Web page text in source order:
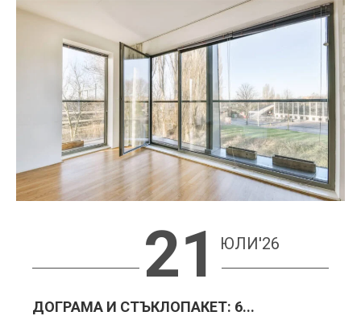
21 ЮЛИ'26
ДОГРАМА И СТЪКЛОПАКЕТ: 6...